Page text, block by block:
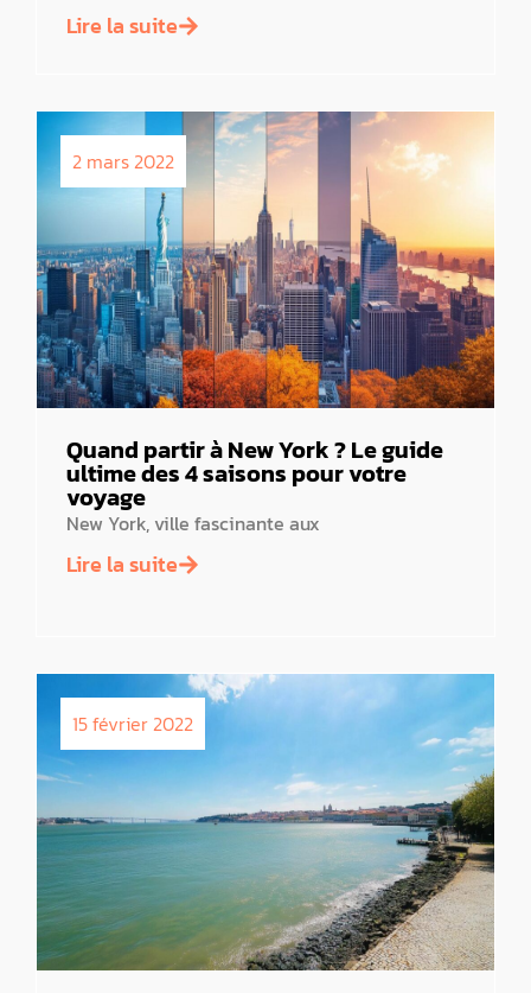
Lire la suite
2 mars 2022
Quand partir à New York ? Le guide
ultime des 4 saisons pour votre
voyage
New York, ville fascinante aux
Lire la suite
15 février 2022